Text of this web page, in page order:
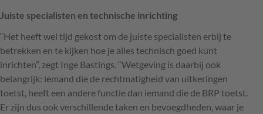
Juiste specialisten en technische inrichting
“Het heeft wel tijd gekost om de juiste specialisten erbij te
betrekken en te kijken hoe je alles technisch goed kunt
inrichten”, zegt Inge Bastings. “Wetgeving is daarbij ook
belangrijk: iemand die de rechtmatigheid van uitkeringen
toetst, heeft een andere functie dan iemand die de BRP toetst.
Er zijn dus ook verschillende taken en bevoegdheden, waar je